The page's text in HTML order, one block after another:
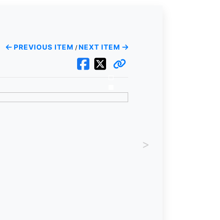
PREVIOUS ITEM / NEXT ITEM
>